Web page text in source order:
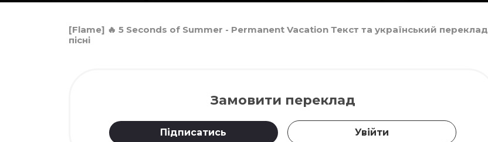
[Flame] 🔥 5 Seconds of Summer - Permanent Vacation Текст та український переклад
пісні
Замовити переклад
Підписатись Увійти